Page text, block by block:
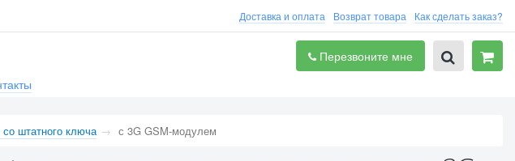
Доставка и оплата Возврат товара Как сделать заказ?
Перезвоните мне
штатного ключа с 3G GSM-модулем